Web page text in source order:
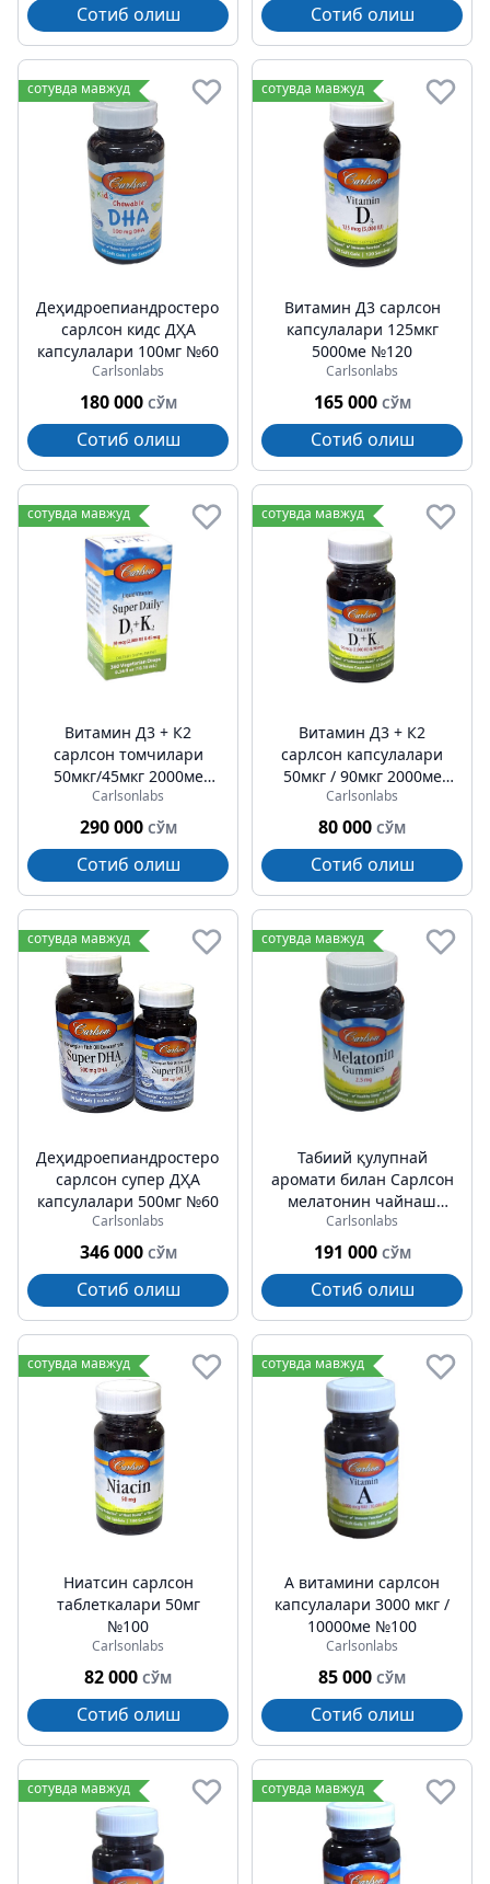
Сотиб олиш Сотиб олиш
сотувда мавжуд
Деҳидроепиандростерон
cарлсон кидс ДҲА
капсулалари 100мг №60
Carlsonlabs
180 000 СЎМ
Сотиб олиш
сотувда мавжуд
Витамин Д3 cарлсон
капсулалари 125мкг
5000ме №120
Carlsonlabs
165 000 СЎМ
Сотиб олиш
сотувда мавжуд
Витамин Д3 + К2
cарлсон томчилари
50мкг/45мкг 2000ме
30мл
Carlsonlabs
290 000 СЎМ
Сотиб олиш
сотувда мавжуд
Витамин Д3 + К2
cарлсон капсулалари
50мкг / 90мкг 2000ме
№15
Carlsonlabs
80 000 СЎМ
Сотиб олиш
сотувда мавжуд
Деҳидроепиандростерон
cарлсон супер ДҲА
капсулалари 500мг №60
Carlsonlabs
346 000 СЎМ
Сотиб олиш
сотувда мавжуд
Табиий қулупнай
аромати билан Cарлсон
мелатонин чайнаш
таблеткалари 2,5 мг
№60
Carlsonlabs
191 000 СЎМ
Сотиб олиш
сотувда мавжуд
Ниатсин cарлсон
таблеткалари 50мг
№100
Carlsonlabs
82 000 СЎМ
Сотиб олиш
сотувда мавжуд
А витамини cарлсон
капсулалари 3000 мкг /
10000ме №100
Carlsonlabs
85 000 СЎМ
Сотиб олиш
сотувда мавжуд сотувда мавжуд